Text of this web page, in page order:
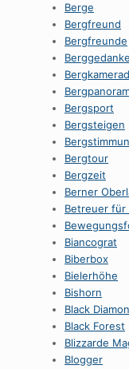
Berge
Bergfreund
Bergfreunde
Bergkamerad
Bergsport
Bergsteigen
Bergtour
Bergzeit
Berner
Betreuer für
Biancograt
Biberbox
Bielerhöhe
Bishorn
Black
Black Forest
Blizzarde
Blogger